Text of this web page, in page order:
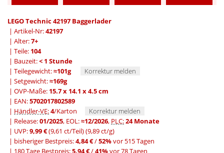
LEGO Technic 42197 Baggerlader
| Artikel-Nr:42197
| Alter:7+
| Teile: 104
| Bauzeit:< 1 Stunde
| Teilegewicht:≈101g
Korrektur melden
| Setgewicht:≈169g
| OVP-Maße: 15.7 x 14.1 x 4.5 cm
| EAN:5702017802589
| Händler-VE:4/Karton
Korrektur melden
| Release:01/2025, EOL:≈12/2026, PLC:24 Monate
| UVP:9,99 €(9,61 ct/Teil)(9,89 ct/g)
| bisheriger Bestpreis:4,84 €/52%vor 515 Tagen
| 180 Tage Bestpreis:5,94 €/41%vor 78 Tagen